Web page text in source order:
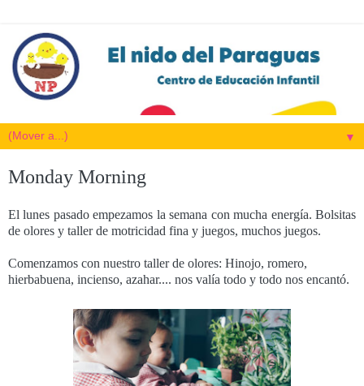
▼
Monday Morning
El lunes pasado empezamos la semana con mucha energía. Bolsitas
de olores y taller de motricidad fina y juegos, muchos juegos.
Comenzamos con nuestro taller de olores: Hinojo, romero,
hierbabuena, incienso, azahar.... nos valía todo y todo nos encantó.